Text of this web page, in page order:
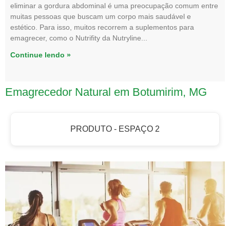
eliminar a gordura abdominal é uma preocupação comum entre
muitas pessoas que buscam um corpo mais saudável e
estético. Para isso, muitos recorrem a suplementos para
emagrecer, como o Nutrifity da Nutryline
Continue lendo »
Emagrecedor Natural em Botumirim, MG
PRODUTO - ESPAÇO 2